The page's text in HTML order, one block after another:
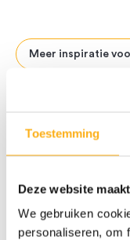
Toestemming
Deze website
We gebruiken
personaliseren, om
Previous
Next
Meer inspiratie
maat bij Camber?
De prijs van een op
een transparante
Algemene